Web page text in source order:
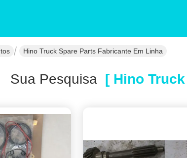
Hino Truck Spare Parts Fabricante Em Linha
Sua Pesquisa [ Hino